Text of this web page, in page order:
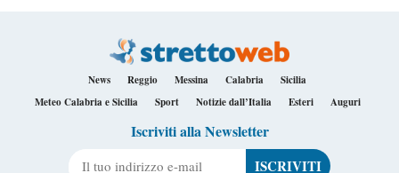
News Reggio Messina Calabria
Sicilia
Meteo Calabria e Sicilia
Sport Notizie dall’Italia Esteri Auguri
Iscriviti alla Newsletter